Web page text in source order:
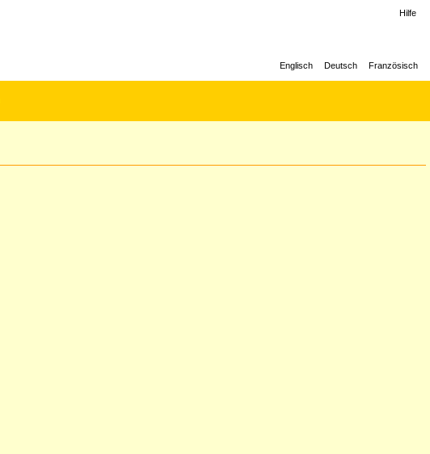
Hilfe
Englisch Deutsch Französisch